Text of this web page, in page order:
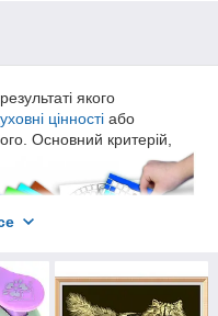
результаті якого
цінності або
Основний критерій,